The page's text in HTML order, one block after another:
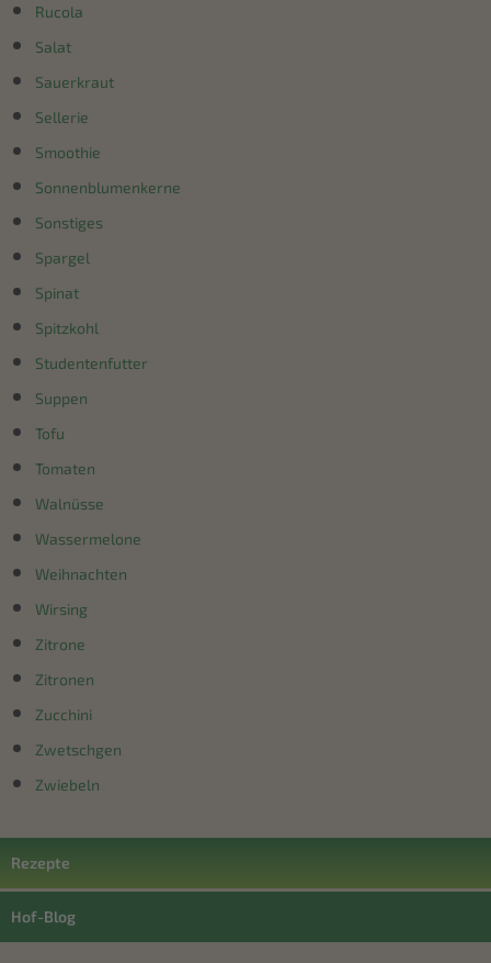
Rucola
Salat
Sauerkraut
Sellerie
Smoothie
Sonnenblumenkerne
Sonstiges
Spargel
Spinat
Spitzkohl
Studentenfutter
Suppen
Tofu
Tomaten
Walnüsse
Wassermelone
Weihnachten
Wirsing
Zitrone
Zitronen
Zucchini
Zwetschgen
Zwiebeln
Rezepte
Hof-Blog